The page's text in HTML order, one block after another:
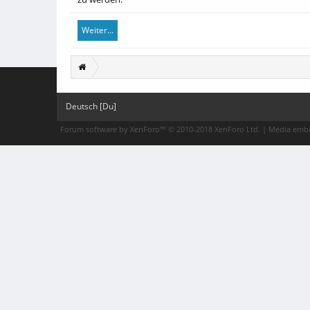
Weiter...
Deutsch [Du]
Forum software by XenForo™ © 2010-2018 XenForo Ltd. Media